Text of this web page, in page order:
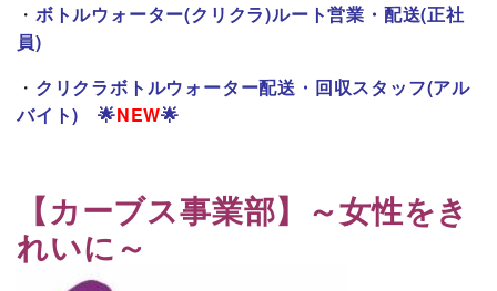
・ ボトルウォーター(クリクラ)ルート営業・配送(正社
員)
・ クリクラボトルウォーター配送・回収スタッフ(アル
バイト)
🌟NEW🌟
【カーブス事業部】～女性をき
れいに～